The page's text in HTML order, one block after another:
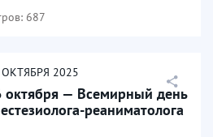
687
ОКТЯБРЯ 2025
октября — Всемирный день
реаниматолога